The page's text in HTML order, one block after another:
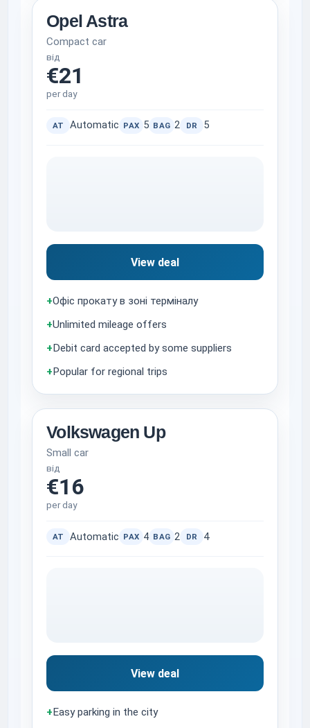
Opel Astra
Compact car
від
€21
per day
AT Automatic PAX 5 BAG 2 DR 5
View deal
+Офіс прокату в зоні терміналу
+Unlimited mileage offers
+Debit card accepted by some suppliers
+Popular for regional trips
Volkswagen Up
Small car
від
€16
per day
AT Automatic PAX 4 BAG 2 DR 4
View deal
+ Easy parking in the city